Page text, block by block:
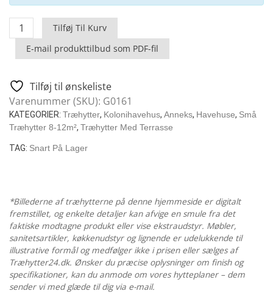
Jacob
D
Træhytte
Med
Veranda
/
12
M2
MM
/
7
X
3
M
antal
Tilføj Til Kurv
E-mail produkttilbud som PDF-fil
Tilføj til ønskeliste
Varenummer (SKU): G0161
KATEGORIER: Træhytter, Kolonihavehus, Anneks, Havehuse, Små
Træhytter 8-12m², Træhytter Med Terrasse
TAG: Snart På Lager
*Billederne af træhytterne på denne hjemmeside er digitalt
fremstillet, og enkelte detaljer kan afvige en smule fra det
faktiske modtagne produkt eller vise ekstraudstyr. Møbler,
sanitetsartikler, køkkenudstyr og lignende er udelukkende til
illustrative formål og medfølger ikke i prisen eller sælges af
Træhytter24.dk. Ønsker du præcise oplysninger om finish og
specifikationer, kan du anmode om vores hytteplaner – dem
sender vi med glæde til dig via e-mail.